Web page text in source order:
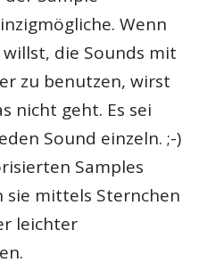
Wenn
die Sounds mit
zu benutzen, wirst
nicht geht. Es sei
Sound einzeln. ;-)
Samples
sie mittels Sternchen
leichter